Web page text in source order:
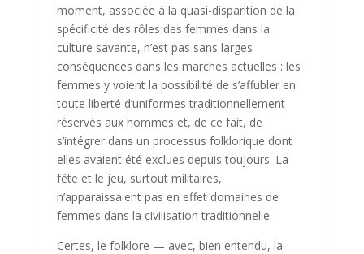
moment, associée à la quasi-disparition de la
spécificité des rôles des femmes dans la
culture savante, n’est pas sans larges
conséquences dans les marches actuelles : les
femmes y voient la possibilité de s’affubler en
toute liberté d’uniformes traditionnellement
réservés aux hommes et, de ce fait, de
s’intégrer dans un processus folklorique dont
elles avaient été exclues depuis toujours. La
fête et le jeu, surtout militaires,
n’apparaissaient pas en effet domaines de
femmes dans la civilisation traditionnelle.
Certes, le folklore — avec, bien entendu, la